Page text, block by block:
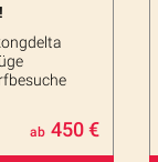
ab 450 €